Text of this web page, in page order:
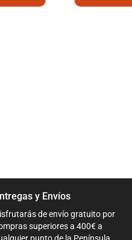
y Envíos
de envío gratuito por
superiores a 400€ a